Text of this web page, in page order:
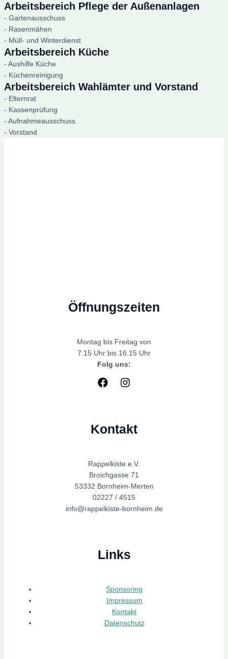
Arbeitsbereich Pflege der Außenanlagen
- Gartenausschuss
- Rasenmähen
- Müll- und Winterdienst
Arbeitsbereich Küche
- Aushilfe Küche
- Küchenreinigung
Arbeitsbereich Wahlämter und Vorstand
- Elternrat
- Kassenprüfung
- Aufnahmeausschuss
- Vorstand
Öffnungszeiten
Montag bis Freitag von
7.15 Uhr bis 16.15 Uhr
Folg uns:
Kontakt
Rappelkiste e.V.
Broichgasse 71
53332 Bornheim-Merten
02227 / 4515
info@rappelkiste-bornheim.de
Links
Sponsoring
Impressum
Kontakt
Datenschutz